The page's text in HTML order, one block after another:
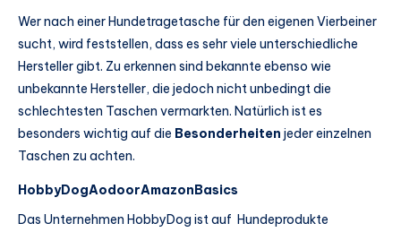
Wer nach einer Hundetragetasche für den eigenen Vierbeiner
sucht, wird feststellen, dass es sehr viele unterschiedliche
Hersteller gibt. Zu erkennen sind bekannte ebenso wie
unbekannte Hersteller, die jedoch nicht unbedingt die
schlechtesten Taschen vermarkten. Natürlich ist es
besonders wichtig auf die Besonderheiten jeder einzelnen
Taschen zu achten.
HobbyDogAodoorAmazonBasics
Das Unternehmen HobbyDog ist auf Hundeprodukte